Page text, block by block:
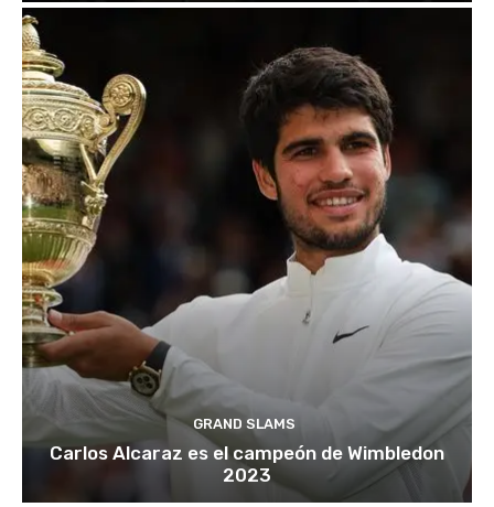
GRAND SLAMS
Carlos Alcaraz es el campeón de Wimbledon
2023